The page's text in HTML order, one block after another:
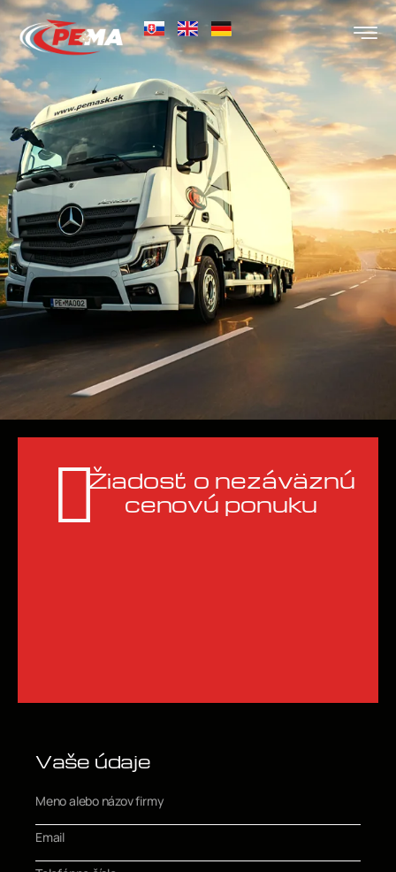
Žiadosť o nezáväznú
cenovú ponuku
Vaše údaje